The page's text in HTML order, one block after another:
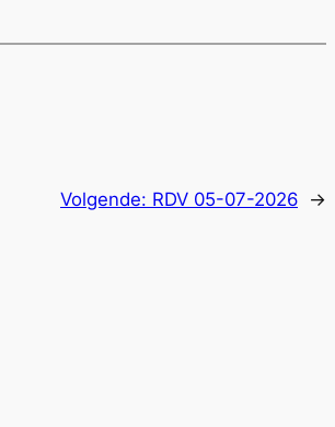
Volgende: RDV 05-07-2026 →